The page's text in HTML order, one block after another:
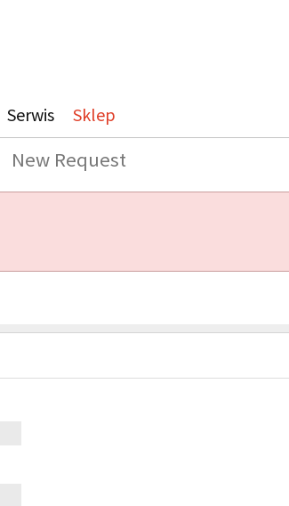
Serwis Sklep
New Request